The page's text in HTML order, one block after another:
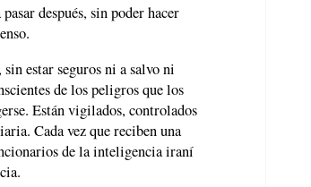
después, sin poder hacer
estar seguros ni a salvo ni
de los peligros que los
Están vigilados, controlados
Cada vez que reciben una
de la inteligencia iraní